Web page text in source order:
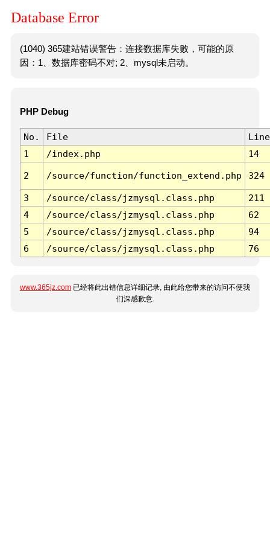
Database Error
(1040) 365建站错误警告：连接数据库失败，可能的原
因：1、数据库密码不对; 2、mysql未启动。
PHP Debug
No. File
Line
1
/index.php 14
2 /source/function/function_extend.php 324
3 /source/class/jzmysql.class.php
211
4
/source/class/jzmysql.class.php
62
5
/source/class/jzmysql.class.php
94
6
/source/class/jzmysql.class.php 76
www.365jz.com 已经将此出错信息详细记录, 由此给您带来的访问不便我
们深感歉意.